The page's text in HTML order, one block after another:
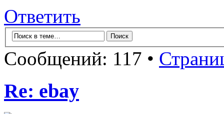
Ответить
Сообщений: 117 •
Re: ebay